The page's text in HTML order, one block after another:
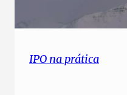
IPO na prática